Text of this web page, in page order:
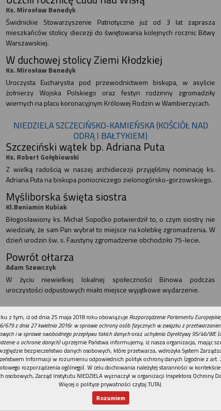
Ks. Mirosław Benedyk
Świdnickie Stowarzyszenie Patriotyczne już od 3 lat zaprasza
mieszkańców stolicy diecezji do świętowania kolejnych rocznic Bitwy
Warszawskiej.
W duchowej stolicy Ziemi Kłodzkiej
Ks. Mirosław Benedyk
Uroczysta Eucharystia pod przewodnictwem biskupa, w asyście
żołnierzy Wojska Polskiego oraz festyn rodzinny zgromadziły
wiernych na placu koronacyjnym Królowej Rodzin w Wambierzycach.
NIEDZIELA SZCZECIŃSKO-KAMIEŃSKA (KOŚCIÓŁ NAD
ODRĄ I BAŁTYKIEM)
Szczeciński wątek bp. Adriana Puta
Ks. Robert Gołębiowski
Z wielką radością w naszej archidiecezji przyjęliśmy nominację ks.
Adriana Puta na biskupa pomocniczego zielonogórsko-gorzowskiego.
Myśliborska święta siostra
Kl.Beniamin Kubiak
Błogosławiony ks. Michał Sopoćko potwierdził to, o czym siostry nie
wiedziały, że sam Pan wybrał to miejsce na kolebkę zgromadzenia. W
dzień urodzin św. s. Faustyny zgromadzenie obchodziło 75-lecie.
Powrót ołtarza
Adam Szewczyk
W życiu niewielkiej lokalnej społeczności Binowa podczas
uroczystości odpustowych miało miejsce wyjątkowe wydarzenie.
NIEDZIELA TORUŃSKA
Wiek świątyni
WM
Na zewnątrz upał, a wewnątrz żar gorących serc. Wierni licznie
uczestniczyli w obchodach 100-lecia kościoła Chrystusa Króla w
Grabowcu.
Zbudowani na Chrystusie
Kiedy otwieramy się na łaskę sakramentu, widzimy nasze małżeńskie
REKLAMA
z tym, iż od dnia 25 maja 2018 roku obowiązuje Rozporządzenie Parlamentu
679 z dnia 27 kwietnia 2016r. w sprawie ochrony osób fizycznych w związku z
i w sprawie swobodnego przepływu takich danychoraz uchylenia Dyrektywy 95/46/WE
o ochronie danych)uprzejmie Państwa informujemy, iż nasza organizacja, mając
bezpieczeństwo danych osobowych, które przetwarza, wdrożyła System
Informacji w rozumieniu odpowiednich polityk ochrony danych (zgodnie z art.
rozporządzenia ogólnego). W celu dochowania należytej staranności w
osobowych, Zarząd Instytutu NIEDZIELA wyznaczył w organizacji Inspektora Ochrony
Więcej o polityce prywatności czytaj TUTAJ.
Rozumiem